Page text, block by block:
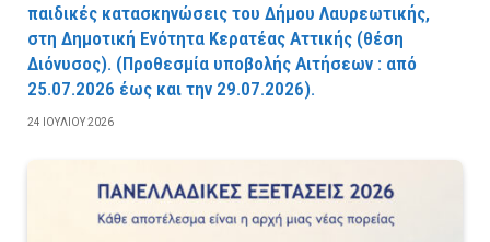
παιδικές κατασκηνώσεις του Δήμου Λαυρεωτικής,
στη Δημοτική Ενότητα Κερατέας Αττικής (θέση
Διόνυσος). (Προθεσμία υποβολής Αιτήσεων : από
25.07.2026 έως και την 29.07.2026).
24 ΙΟΥΛΊΟΥ 2026